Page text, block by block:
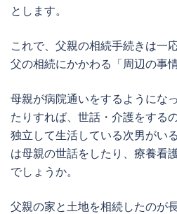
とします。
これで、父親の相続手続きは一
父の相続にかかわる「周辺の事
母親が病院通いをするようにな
たりすれば、世話・介護をする
独立して生活している次男がい
は母親の世話をしたり、療養看
でしょうか。
父親の家と土地を相続したのが